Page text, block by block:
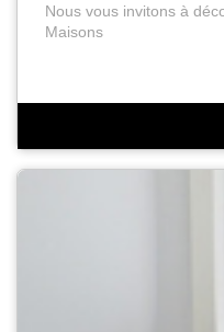
Nous vous invitons à
Maisons